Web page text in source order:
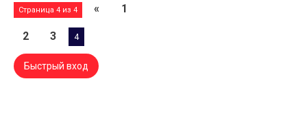
Страница 4 из 4 « 1
2 3 4